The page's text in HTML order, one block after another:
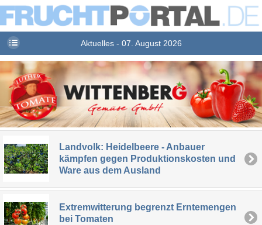
Aktuelles - 07. August 2026
Landvolk: Heidelbeere - Anbauer
kämpfen gegen Produktionskosten und
Ware aus dem Ausland
Extremwitterung begrenzt Erntemengen
bei Tomaten